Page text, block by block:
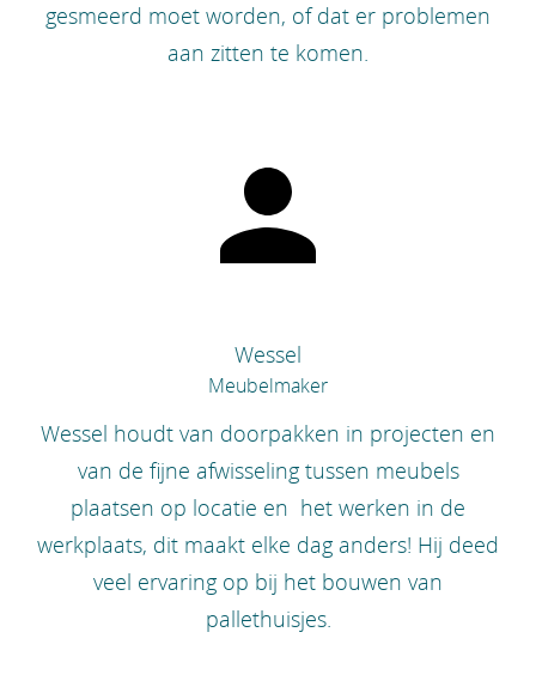
gesmeerd moet worden, of dat er problemen
aan zitten te komen.
Wessel
Meubelmaker
Wessel houdt van doorpakken in projecten en
van de fijne afwisseling tussen meubels
plaatsen op locatie en het werken in de
werkplaats, dit maakt elke dag anders! Hij deed
veel ervaring op bij het bouwen van
pallethuisjes.